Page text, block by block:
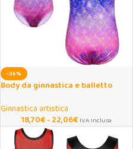
-36%
Body da ginnastica e balletto
Ginnastica artistica
18,70€-22,06€ IVA Inclusa